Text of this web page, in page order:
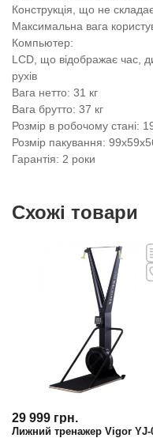
Конструкція, що не
Максимальна вага
Компьютер:
LСD, що відображає час,
рухів
Вага нетто: 31 кг
Вага брутто: 37 кг
Розмір в робочому стані:
Розмір пакування:
Гарантія: 2 роки
Схожі товари
29 999 грн.
Лижний тренажер Vigor YJ-